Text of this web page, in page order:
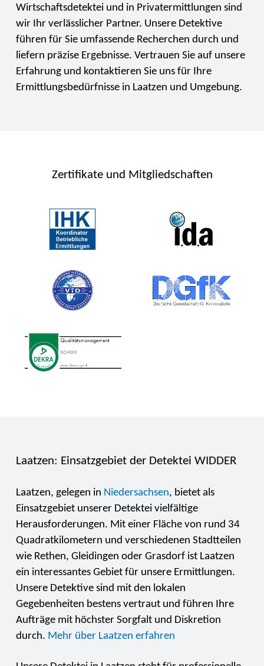
Wirtschaftsdetektei und in Privatermittlungen sind
wir Ihr verlässlicher Partner. Unsere Detektive
führen für Sie umfassende Recherchen durch und
liefern präzise Ergebnisse. Vertrauen Sie auf unsere
Erfahrung und kontaktieren Sie uns für Ihre
Ermittlungsbedürfnisse in Laatzen und Umgebung.
Zertifikate und Mitgliedschaften
Laatzen: Einsatzgebiet der Detektei WIDDER
Laatzen, gelegen in Niedersachsen, bietet als
Einsatzgebiet unserer Detektei vielfältige
Herausforderungen. Mit einer Fläche von rund 34
Quadratkilometern und verschiedenen Stadtteilen
wie Rethen, Gleidingen oder Grasdorf ist Laatzen
ein interessantes Gebiet für unsere Ermittlungen.
Unsere Detektive sind mit den lokalen
Gegebenheiten bestens vertraut und führen Ihre
Aufträge mit höchster Sorgfalt und Diskretion
durch. Mehr über Laatzen erfahren